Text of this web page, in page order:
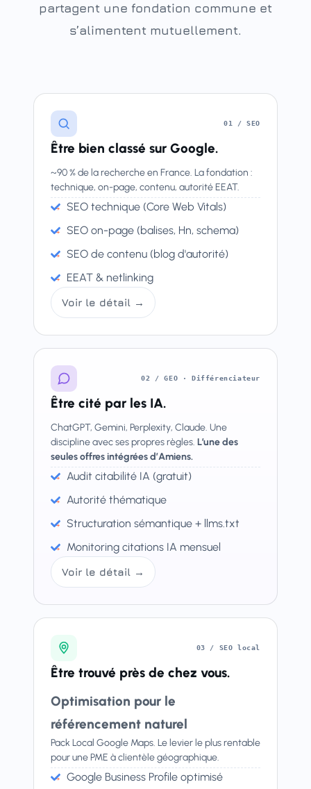
partagent une fondation commune et
s’alimentent mutuellement.
01 / SEO
Être bien classé sur Google.
~90 % de la recherche en France. La fondation :
technique, on-page, contenu, autorité EEAT.
SEO technique (Core Web Vitals)
SEO on-page (balises, Hn, schema)
SEO de contenu (blog d'autorité)
EEAT & netlinking
Voir le détail →
02 / GEO · Différenciateur
Être cité par les IA.
ChatGPT, Gemini, Perplexity, Claude. Une
discipline avec ses propres règles. L’une des
seules offres intégrées d’Amiens.
Audit citabilité IA (gratuit)
Autorité thématique
Structuration sémantique + llms.txt
Monitoring citations IA mensuel
Voir le détail →
03 / SEO local
Être trouvé près de chez vous.
Optimisation pour le
référencement naturel
Pack Local Google Maps. Le levier le plus rentable
pour une PME à clientèle géographique.
Google Business Profile optimisé